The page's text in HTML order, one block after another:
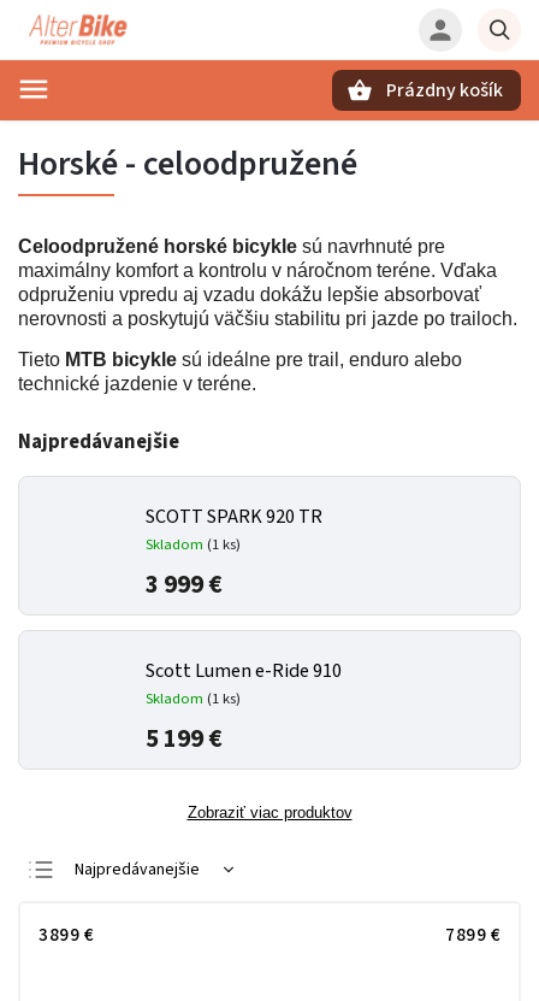
Prázdny košík
Horské - celoodpružené
Celoodpružené horské bicykle sú navrhnuté pre
maximálny komfort a kontrolu v náročnom teréne. Vďaka
odpruženiu vpredu aj vzadu dokážu lepšie absorbovať
nerovnosti a poskytujú väčšiu stabilitu pri jazde po trailoch.
Tieto MTB bicykle sú ideálne pre trail, enduro alebo
technické jazdenie v teréne.
Najpredávanejšie
SCOTT SPARK 920 TR
Skladom (1 ks)
3 999 €
Scott Lumen e-Ride 910
Skladom (1 ks)
5 199 €
Zobraziť viac produktov
Najpredávanejšie
Najdrahšie
3899€ 7899€